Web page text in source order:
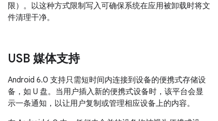
限）。以这种方式限制写入可确保系统在应用被卸载时将文
件清理干净。
USB 媒体支持
Android 6.0 支持只需短时间内连接到设备的便携式存储设
备，如 U 盘。当用户插入新的便携式设备时，该平台会显
示一条通知，以让用户复制或管理相应设备上的内容。